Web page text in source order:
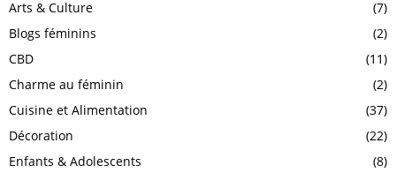
Arts & Culture
(7)
Blogs féminins
(2)
CBD
(11)
Charme au féminin
(2)
Cuisine et Alimentation
(37)
Décoration
(22)
Enfants & Adolescents
(8)